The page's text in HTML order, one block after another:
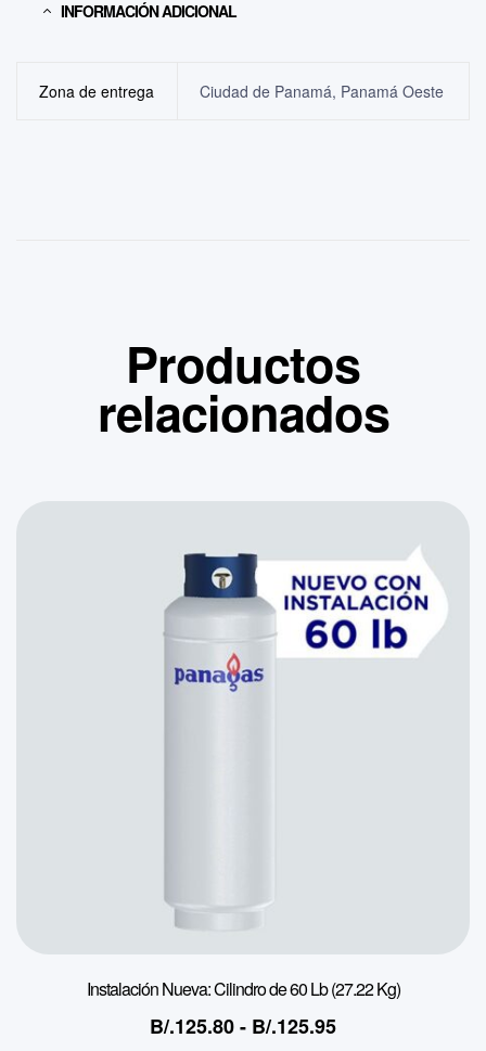
INFORMACIÓN ADICIONAL
Zona de entrega Ciudad de Panamá, Panamá Oeste
Productos
relacionados
Instalación Nueva: Cilindro de 60 Lb (27.22 Kg)
B/.125.80- B/.125.95